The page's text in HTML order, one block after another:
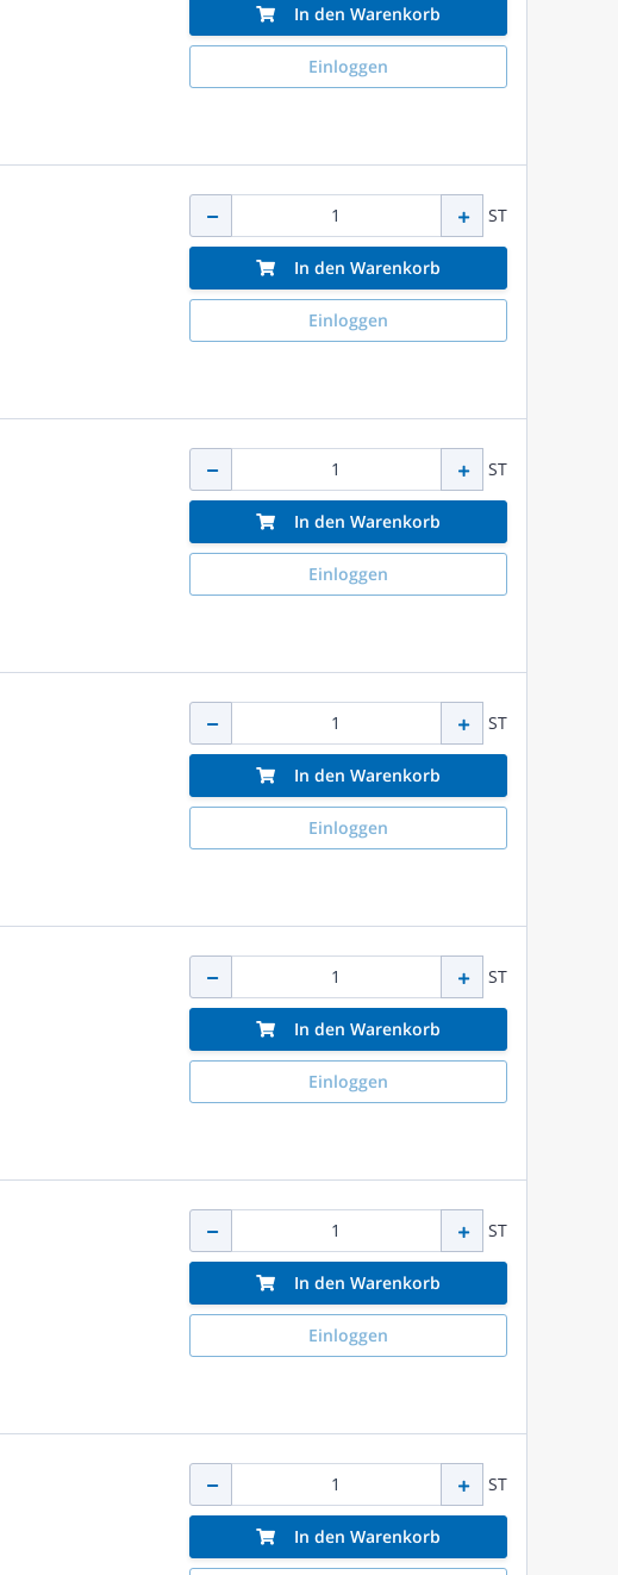
In den Warenkorb
Einloggen
ST
In den Warenkorb
Einloggen
ST
In den Warenkorb
Einloggen
ST
In den Warenkorb
Einloggen
ST
In den Warenkorb
Einloggen
ST
In den Warenkorb
Einloggen
ST
In den Warenkorb